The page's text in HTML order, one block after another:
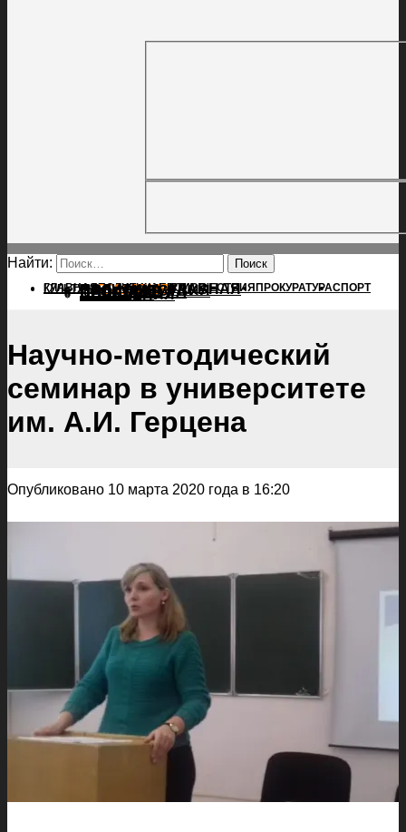
Найти:
ГЛАВНАЯПОЛИТИКАПРОИСШЕСТВИЯ ПРОКУРАТУРАСПОРТ
КУЛЬТУРАПОСЕЛЕНИЯГЛАВНАЯ
ПОЛИТИКА
ПРОИСШЕСТВИЯ
ПРОКУРАТУРА
СПОРТ
КУЛЬТУРА
ПОСЕЛЕНИЯ
Научно-методический
семинар в университете
им. А.И. Герцена
Опубликовано 10 марта 2020 года в 16:20